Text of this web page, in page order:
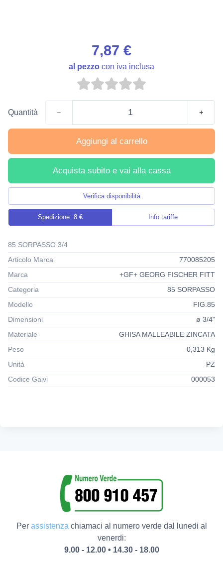
7,87 €
al pezzo con iva inclusa
Quantità − +
Aggiungi al carrello
Acquista subito e vai alla cassa
Verifica disponibilità
Spedizione: 8 € Info tariffe
85 SORPASSO 3/4
Articolo Marca
770085205
Marca
+GF+ GEORG FISCHER FITT
Categoria
85 SORPASSO
Modello
FIG.85
Dimensioni
ø 3/4"
Materiale
GHISA MALLEABILE ZINCATA
Peso
0,313 Kg
Unità
PZ
Codice Gaivi
000053
Per assistenzachiamaci al numero verde dal lunedi al
venerdi:
9.00 - 12.00 • 14.30 - 18.00